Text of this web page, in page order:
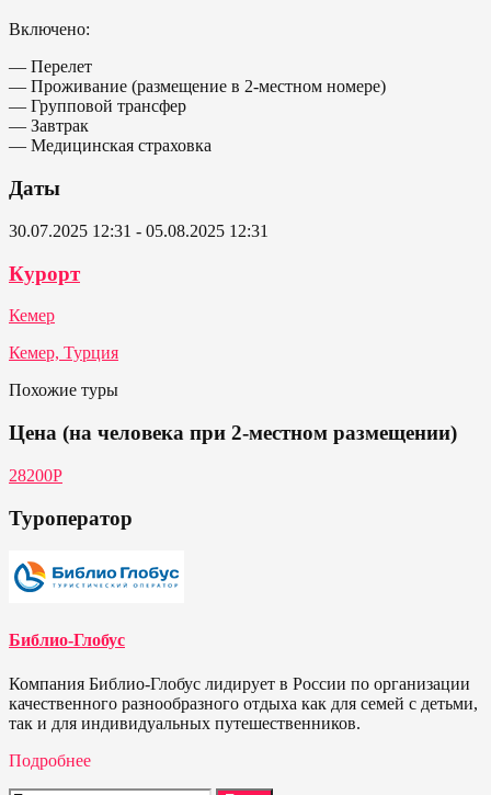
Включено:
— Перелет
— Проживание (размещение в 2-местном номере)
— Групповой трансфер
— Завтрак
— Медицинская страховка
Даты
30.07.2025 12:31 - 05.08.2025 12:31
Курорт
Кемер
Кемер, Турция
Похожие туры
Цена (на человека при 2-местном размещении)
28200P
Туроператор
Библио-Глобус
Компания Библио-Глобус лидирует в России по организации
качественного разнообразного отдыха как для семей с детьми,
так и для индивидуальных путешественников.
Подробнее